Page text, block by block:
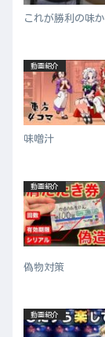
これが勝利の味か
動画紹介
味噌汁
動画紹介
偽物対策
動画紹介